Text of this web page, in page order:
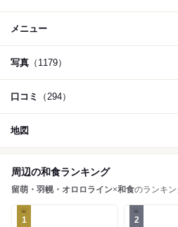
メニュー
写真 （1179）
口コミ （294）
地図
周辺の和食ランキング
留萌・羽幌・オロロライン×和食のランキン
1 2